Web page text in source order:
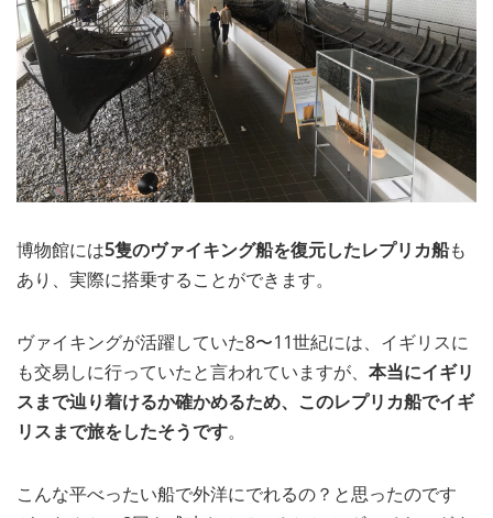
博物館には5隻のヴァイキング船を復元したレプリカ船も
あり、実際に搭乗することができます。
ヴァイキングが活躍していた8〜11世紀には、イギリスに
も交易しに行っていたと言われていますが、 本当にイギリ
スまで辿り着けるか確かめるため、このレプリカ船でイギ
リスまで旅をしたそうです。
こんな平べったい船で外洋にでれるの？と思ったのです